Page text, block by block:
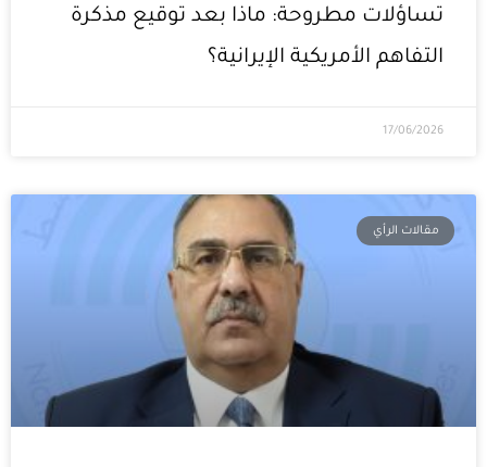
تساؤلات مطروحة: ماذا بعد توقيع مذكرة
التفاهم الأمريكية الإيرانية؟
17/06/2026
مقالات الرأي